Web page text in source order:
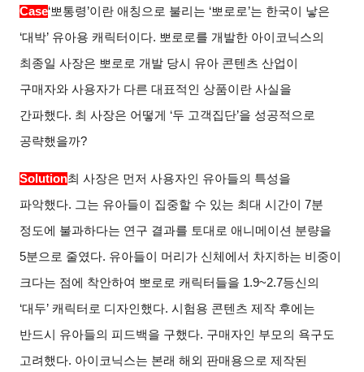
Case‘뽀통령’이란 애칭으로 불리는 ‘뽀로로’는 한국이 낳은
‘대박’ 유아용 캐릭터이다. 뽀로로를 개발한 아이코닉스의
최종일 사장은 뽀로로 개발 당시 유아 콘텐츠 산업이
구매자와 사용자가 다른 대표적인 상품이란 사실을
간파했다. 최 사장은 어떻게 ‘두 고객집단’을 성공적으로
공략했을까?
Solution최 사장은 먼저 사용자인 유아들의 특성을
파악했다. 그는 유아들이 집중할 수 있는 최대 시간이 7분
정도에 불과하다는 연구 결과를 토대로 애니메이션 분량을
5분으로 줄였다. 유아들이 머리가 신체에서 차지하는 비중이
크다는 점에 착안하여 뽀로로 캐릭터들을 1.9~2.7등신의
‘대두’ 캐릭터로 디자인했다. 시험용 콘텐츠 제작 후에는
반드시 유아들의 피드백을 구했다. 구매자인 부모의 욕구도
고려했다. 아이코닉스는 본래 해외 판매용으로 제작된